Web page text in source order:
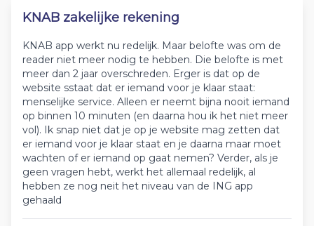
KNAB zakelijke rekening
KNAB app werkt nu redelijk. Maar belofte was om de
reader niet meer nodig te hebben. Die belofte is met
meer dan 2 jaar overschreden. Erger is dat op de
website sstaat dat er iemand voor je klaar staat:
menselijke service. Alleen er neemt bijna nooit iemand
op binnen 10 minuten (en daarna hou ik het niet meer
vol). Ik snap niet dat je op je website mag zetten dat
er iemand voor je klaar staat en je daarna maar moet
wachten of er iemand op gaat nemen? Verder, als je
geen vragen hebt, werkt het allemaal redelijk, al
hebben ze nog neit het niveau van de ING app
gehaald